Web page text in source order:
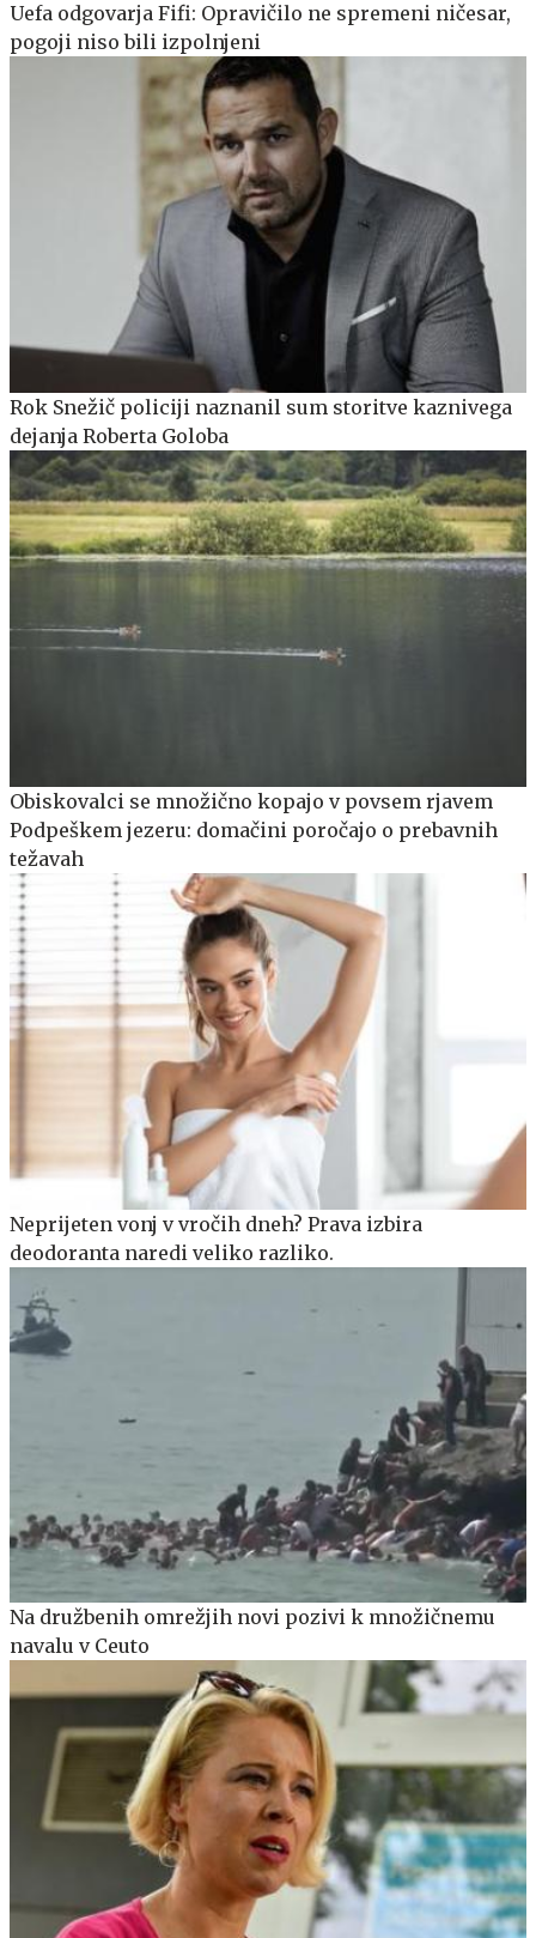
Uefa odgovarja Fifi: Opravičilo ne spremeni ničesar,
pogoji niso bili izpolnjeni
Rok Snežič policiji naznanil sum storitve kaznivega
dejanja Roberta Goloba
Obiskovalci se množično kopajo v povsem rjavem
Podpeškem jezeru: domačini poročajo o prebavnih
težavah
Neprijeten vonj v vročih dneh? Prava izbira
deodoranta naredi veliko razliko.
Na družbenih omrežjih novi pozivi k množičnemu
navalu v Ceuto